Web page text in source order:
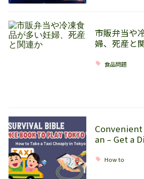
市販弁当や
婦、死産と
食品問題
Convenient
an – Get a
How to